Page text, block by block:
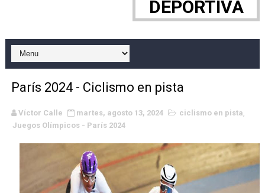
Canadian Football League 2026 - Week 10
EFA y AFLE 2026 - Regular season
Campeonato de Europa de remo 2026 (Varese, Italia)
Mundial de lacrosse femenino 2026 (Tokio, Japón) -
Máxima celebración en el último Impact! con Jason
DEPORTIVA
París 2024 - Ciclismo en pista
Víctor Calle martes, agosto 13, 2024 ciclismo en pista,
Juegos Olímpicos - París 2024